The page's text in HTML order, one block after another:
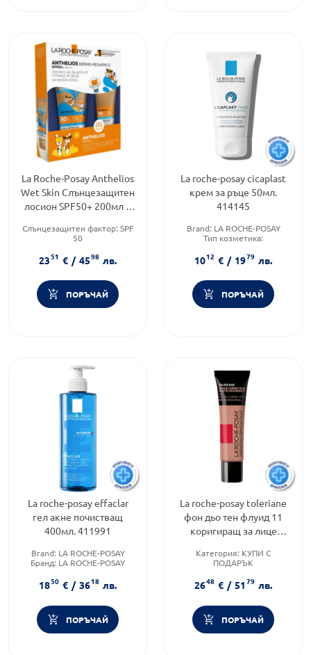
La Roche-Posay Anthelios
Wet Skin Слънцезащитен
лосион SPF50+ 200мл +
322795
Слънцезащитен фактор: SPF
50
Дермокозметика
Тип продукт:Лосион
2351 € / 4598 лв.
ПОРЪЧАЙ
La roche-posay cicaplast
крем за ръце 50мл.
414145
Brand: LA ROCHE-POSAY
Тип козметика:
Форма на продукта:крем
1012 € / 1979 лв.
ПОРЪЧАЙ
La roche-posay effaclar
гел акне почистващ
400мл. 411991
Brand: LA ROCHE-POSAY
Бранд: LA ROCHE-POSAY
1850 € / 3618 лв.
ПОРЪЧАЙ
La roche-posay toleriane
фон дьо тен флуид 11
коригиращ за лице
30мл. 863926
Категория: КУПИ С
ПОДАРЪК
TOLERIANE
Тип продукт:Фон дьо тен
2648 € / 5179 лв.
ПОРЪЧАЙ